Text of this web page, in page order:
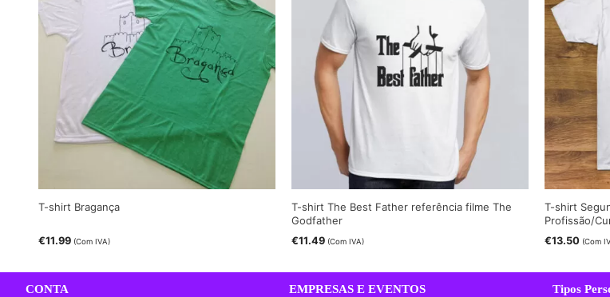
T-shirt Bragança
€11.99 (Com IVA)
T-shirt The Best Father referência filme The
Godfather
€11.49 (Com IVA)
T-shirt
Profissão/
€13.50 (Com
CONTA EMPRESAS E EVENTOS Tipos